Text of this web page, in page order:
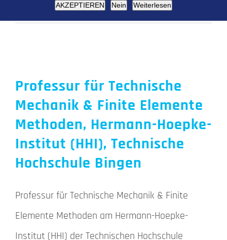
Weiterlesen
Professur für Technische
Mechanik & Finite Elemente
Methoden, Hermann-Hoepke-
Institut (HHI), Technische
Hochschule Bingen
Professur für Technische Mechanik & Finite
Elemente Methoden am Hermann-Hoepke-
Institut (HHI) der Technischen Hochschule
AKZEPTIEREN
Nein Weiterlesen